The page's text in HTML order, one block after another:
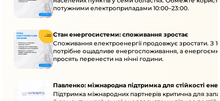
потужними електроприладами 10:00–23:00.
Стан енергосистеми: споживання зростає
Споживання електроенергії продовжує зростати. З
потрібне ощадливе енергоспоживання, а
просять перенести на нічні години.
Павленко: міжнародна підтримка для стійкості
Підтримка міжнародних партнерів критична для